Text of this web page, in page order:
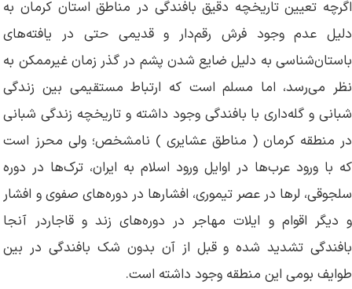
اگرچه تعیین تاریخچه دقیق بافندگی در مناطق استان کرمان به
دلیل عدم وجود فرش رقم‌دار و قدیمی حتی در یافته‌های
باستان‌شناسی به دلیل ضایع شدن پشم در گذر زمان غیرممکن به
نظر می‌رسد، اما مسلم است که ارتباط مستقیمی بین زندگی
شبانی و گله‌داری با بافندگی وجود داشته و تاریخچه زندگی شبانی
در منطقه کرمان ( مناطق عشایری ) نامشخص؛ ولی محرز است
که با ورود عرب‌ها در اوایل ورود اسلام به ایران، ترک‌ها در دوره
سلجوقی، لرها در عصر تیموری، افشارها در دوره‌های صفوی و افشار
و دیگر اقوام و ایلات مهاجر در دوره‌های زند و قاجاردر آنجا
بافندگی تشدید شده و قبل از آن بدون شک بافندگی در بین
طوایف بومی این منطقه وجود داشته است.